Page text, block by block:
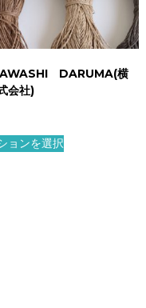
DARUMA(横
会社)
ョンを選択